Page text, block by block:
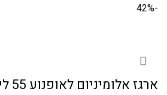
-42%
ארגז אלומיניום לאופנוע 55 ליטר דגם X מחוזק מאוד